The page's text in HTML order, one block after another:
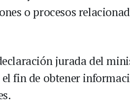
o procesos
jurada del
el fin de obtener